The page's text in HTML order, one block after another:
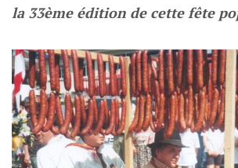
la 33ème édition de cette fête